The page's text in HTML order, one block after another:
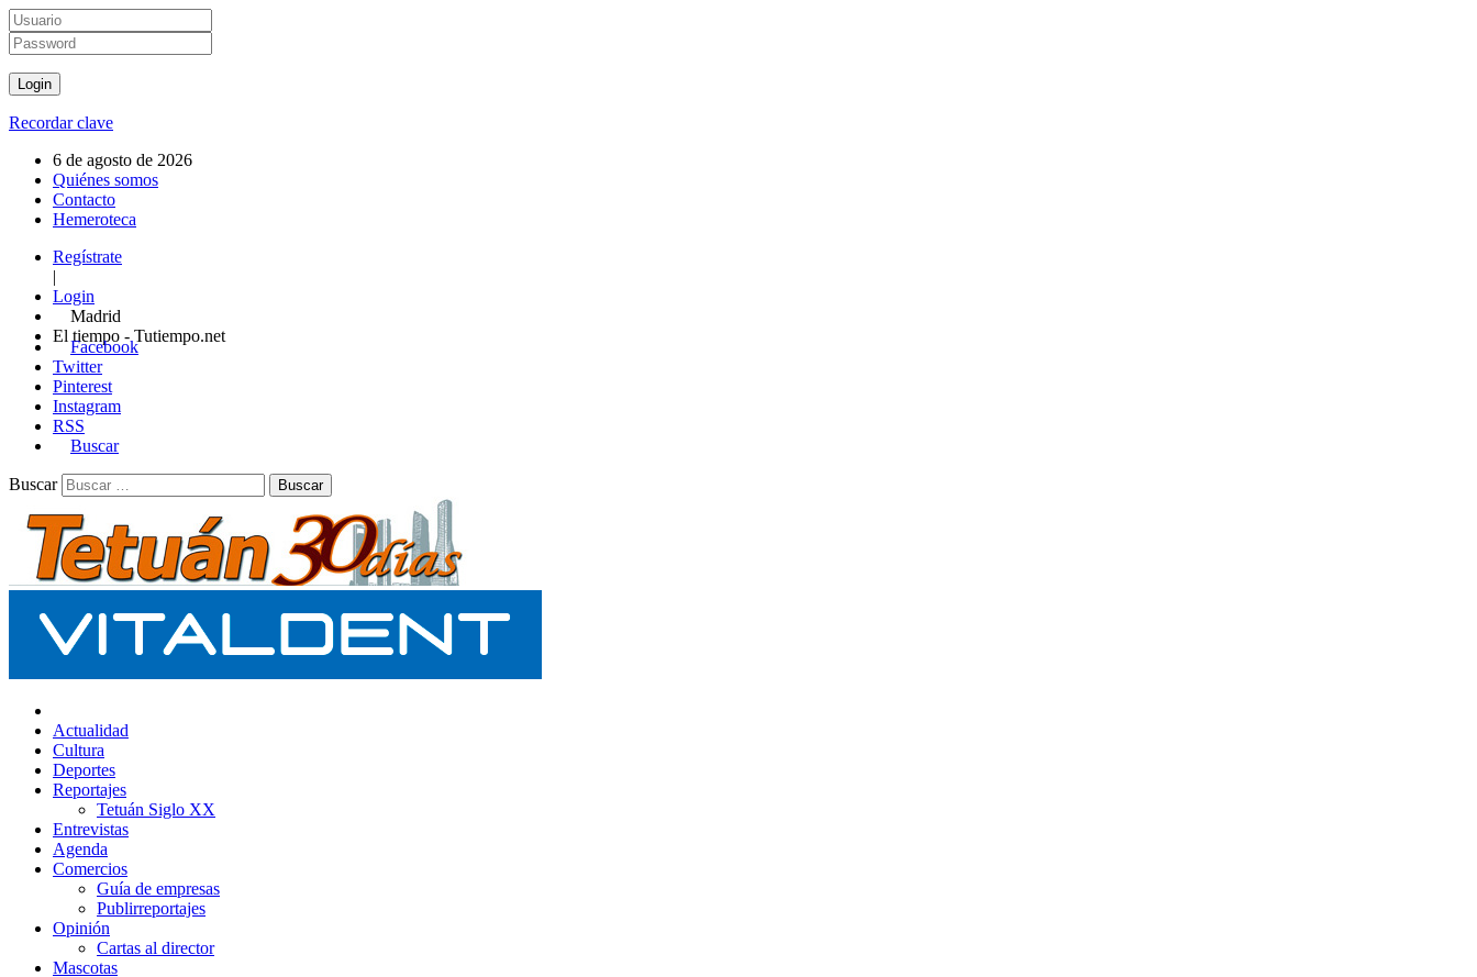
Recordar clave
6 de agosto de 2026
Quiénes somos
Contacto
Hemeroteca
Regístrate
|
Login
Madrid
El tiempo - Tutiempo.net
Facebook
Twitter
Pinterest
Instagram
RSS
Buscar
Buscar
Actualidad
Cultura
Deportes
Reportajes
Tetuán Siglo XX
Entrevistas
Agenda
Comercios
Guía de empresas
Publirreportajes
Opinión
Cartas al director
Mascotas